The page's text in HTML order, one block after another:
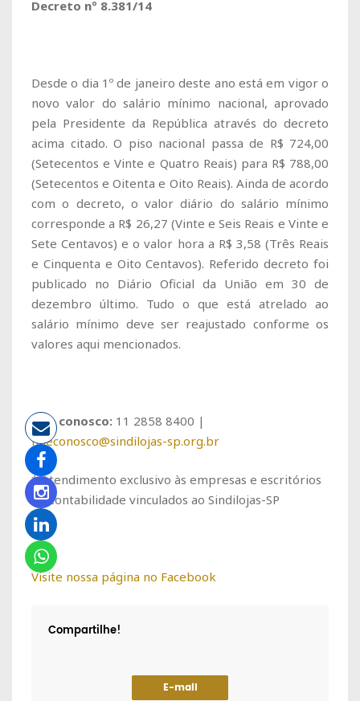
Decreto nº 8.381/14
Desde o dia 1º de janeiro deste ano está em vigor o
novo valor do salário mínimo nacional, aprovado
pela Presidente da República através do decreto
acima citado. O piso nacional passa de R$ 724,00
(Setecentos e Vinte e Quatro Reais) para R$ 788,00
(Setecentos e Oitenta e Oito Reais). Ainda de acordo
com o decreto, o valor diário do salário mínimo
corresponde a R$ 26,27 (Vinte e Seis Reais e Vinte e
Sete Centavos) e o valor hora a R$ 3,58 (Três Reais
e Cinquenta e Oito Centavos). Referido decreto foi
publicado no Diário Oficial da União em 30 de
dezembro último. Tudo o que está atrelado ao
salário mínimo deve ser reajustado conforme os
valores aqui mencionados.
Fale conosco: 11 2858 8400 |
faleconosco@sindilojas-sp.org.br
* Atendimento exclusivo às empresas e escritórios
de contabilidade vinculados ao Sindilojas-SP
Visite nossa página no Facebook
Compartilhe!
E-mail